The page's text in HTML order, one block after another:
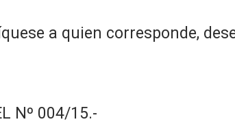
a quien corresponde,
Nº 004/15.-